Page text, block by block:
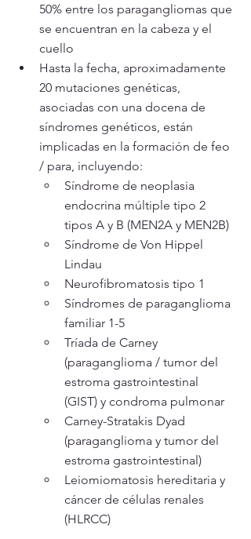
50% entre los paragangliomas que
se encuentran en la cabeza y el
cuello
Hasta la fecha, aproximadamente
20 mutaciones genéticas,
asociadas con una docena de
síndromes genéticos, están
implicadas en la formación de feo
/ para, incluyendo:
Síndrome de neoplasia
endocrina múltiple tipo 2
tipos A y B (MEN2A y MEN2B)
Síndrome de Von Hippel
Lindau
Neurofibromatosis tipo 1
Síndromes de paraganglioma
familiar 1-5
Tríada de Carney
(paraganglioma / tumor del
estroma gastrointestinal
(GIST) y condroma pulmonar
Carney-Stratakis Dyad
(paraganglioma y tumor del
estroma gastrointestinal)
Leiomiomatosis hereditaria y
cáncer de células renales
(HLRCC)